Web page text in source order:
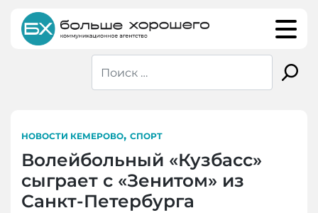
content
НОВОСТИ КЕМЕРОВО, СПОРТ
Волейбольный «Кузбасс»
сыграет с «Зенитом» из
Санкт-Петербурга